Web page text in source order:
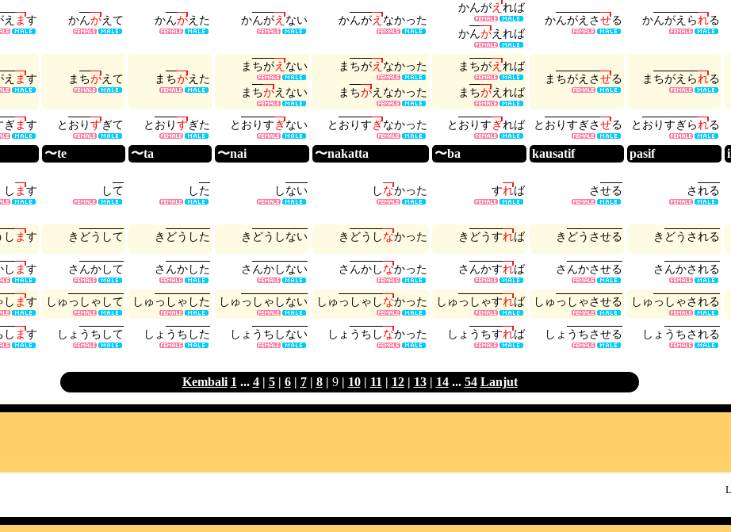
え ます かんがえ て かんがえ た かんがえない かんがえなかった
かんがえれば
かんがえ れば
かんがえ させる かんがえ られる
え ます ま ちがえ て ま ちがえ た
ま ちがえない
ま ちがえ ない
ま ちがえなかった
ま ちがえ なかった
ま ちがえれば
ま ちがえ れば
ま ちがえ させる ま ちがえ られる
ぎます と お りすぎて と お りすぎた と お りすぎない と お りすぎなかった と お りすぎれば と お りすぎさせる と お りすぎられる
〜te 〜ta 〜nai 〜nakatta 〜ba kausatif pasif
し ます して した しない しなかった すれば させる される
し ます き どう して き どう した き どう しない き どう しなかった き どうすれば き どう させる き どう される
し ます さ んかして さ んかした さ んかしない さ んかしなかった さ んかすれば さ んかさせる さ んかされる
し ます し ゅ っ し ゃ して し ゅ っ し ゃ した し ゅ っ し ゃ しない し ゅ っ し ゃ しなかった し ゅ っ し ゃすれば し ゅ っ し ゃさせる し ゅ っ し ゃされる
し ます し ょ う ち して し ょ う ち した し ょ う ち しない し ょ う ち しなかった し ょ う ちすれば し ょ う ちさせる し ょ う ちされる
Kembali 1 ... 4| 5| 6| 7| 8| 9| 10| 11 | 12| 13| 14... 54 Lanjut